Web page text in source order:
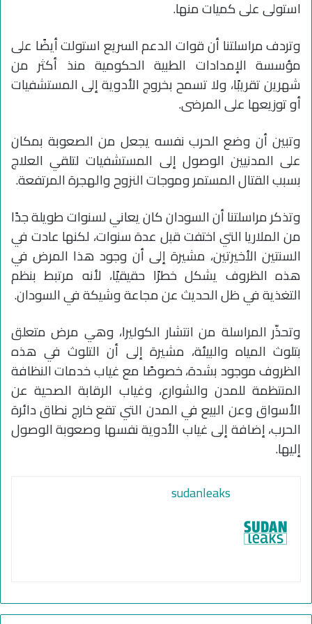
استولى على كميات منها.
وتردف مراسلتنا أن قوات الدعم السريع استولت أيضًا على
مؤسسة الإمدادات الطبية الحكومية منذ أكثر من
شهرين تقريبًا، ولا تسمح بخروج الأدوية إلى المستشفيات
أو توزيعها على المرضى.
وتبين أن وضع الحرب نفسه يجعل من الصعوبة بمكان
على المدنيين الوصول إلى المستشفيات لتلقي العلاج
بسبب القتال المستمر وموجات النزوح والهجرة المرتفعة.
وتذكر مراسلتنا أن السودان كان يعاني لسنوات طويلة جدًا
من الملاريا التي اختفت قبل عدة سنوات، لكنها عادت في
السنتين الأخيرتين، مشيرة إلى أن وجود هذا المرض في
هذه الظروف يشكل خطرًا حقيقيًا، لأنه مرتبط بنظم
التغذية في ظل الحديث عن مجاعة وشيكة في السودان.
وتحذّر المراسلة من انتشار الكوليرا، وهي مرض متعلق
بتلوث المياه والبيئة، مشيرة إلى أن التلوث في هذه
الظروف موجود بشدة، خصوصًا مع غياب خدمات النظافة
المنتظمة للمدن والشوارع، وغياب الرقابة الصحية عن
الأسواق وعن البيع في المدن التي تقع خارج نطاق دائرة
الحرب، إضافة إلى غياب الأدوية نفسها وصعوبة الوصول
إليها.
sudanleaks